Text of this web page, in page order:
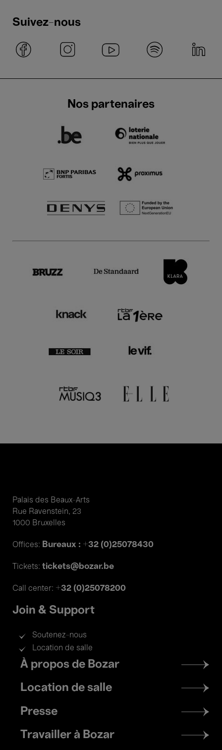
Suivez-nous
Nos partenaires
Palais des Beaux-Arts
Rue Ravenstein, 23
1000 Bruxelles
Offices: Bureaux : +32 (0)25078430
Tickets: tickets@bozar.be
Call center: +32 (0)25078200
Join & Support
Soutenez-nous
Location de salle
Footer
menu
À propos de Bozar
Location de salle
Presse
Travailler à Bozar